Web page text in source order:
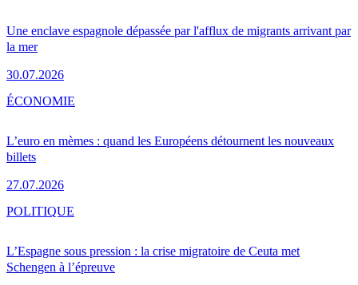
Une enclave espagnole dépassée par l'afflux de migrants arrivant par
la mer
30.07.2026
L’euro en mèmes : quand les Européens détournent les nouveaux
billets
27.07.2026
ÉCONOMIE
L’Espagne sous pression : la crise migratoire de Ceuta met
Schengen à l’épreuve
POLITIQUE